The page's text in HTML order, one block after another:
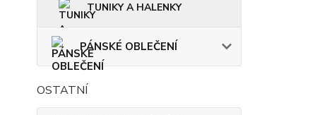
TUNIKY A HALENKY
PÁNSKÉ OBLEČENÍ
OSTATNÍ